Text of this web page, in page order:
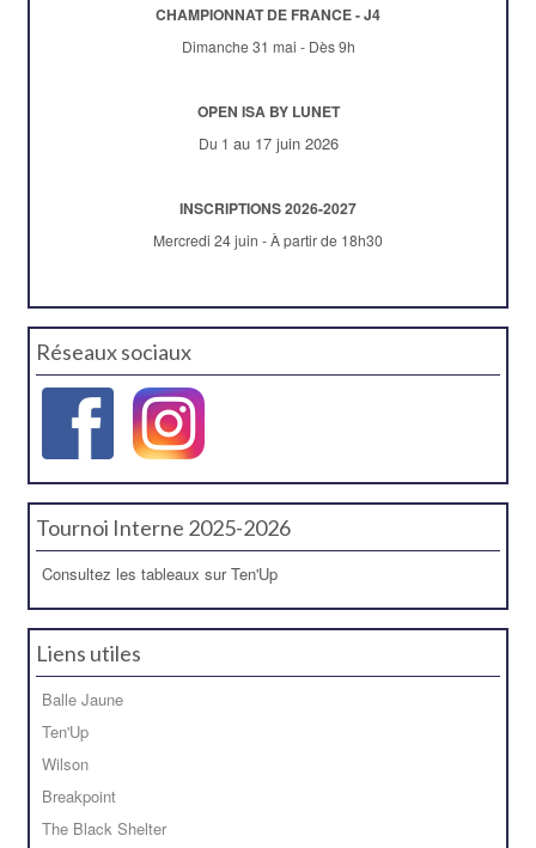
CHAMPIONNAT DE FRANCE - J4
Dimanche 31 mai - Dès 9h
OPEN ISA BY LUNET
Du 1 au 17 juin 2026
INSCRIPTIONS 2026-2027
Mercredi 24 juin - À partir de 18h30
Réseaux sociaux
Tournoi Interne 2025-2026
Consultez les tableaux sur Ten'Up
Liens utiles
Balle Jaune
Ten'Up
Wilson
Breakpoint
The Black Shelter